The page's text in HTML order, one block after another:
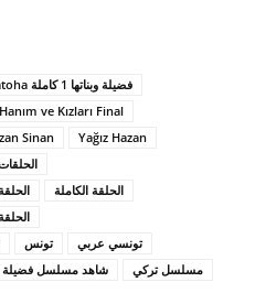
Fadila Wa Banatoha فضيلة وبناتها 1 كاملة
ve Kızları Final
Sinan
Yağız Hazan
الحلقة الكاملة
تونس
تونسي عربي
شاهد مسلسل فضيلة مسلسل تركي